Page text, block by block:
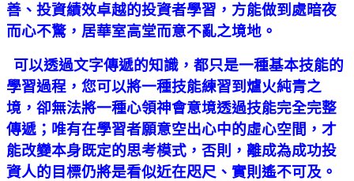
善、投資績效卓越的投資者學習，方能做到處暗夜
而心不驚，居華室高堂而意不亂之境地。
可以透過文字傳遞的知識，都只是一種基本技能的
學習過程，您可以將一種技能練習到爐火純青之
境，卻無法將一種心領神會意境透過技能完全完整
傳遞；唯有在學習者願意空出心中的虛心空間，才
能改變本身既定的思考模式，否則，離成為成功投
資人的目標仍將是看似近在咫尺、實則遙不可及。